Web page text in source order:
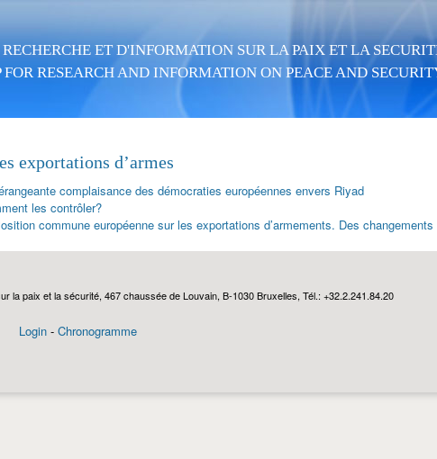
RECHERCHE ET D'INFORMATION SUR LA PAIX ET LA
FOR RESEARCH AND INFORMATION ON PEACE AND
exportations d’armes
complaisance des démocraties européennes envers Riyad
les contrôler?
commune européenne sur les exportations d’armements. Des changements
la paix et la sécurité, 467 chaussée de Louvain, B-1030 Bruxelles, Tél.: +32.2.241.84.20
Login- Chronogramme